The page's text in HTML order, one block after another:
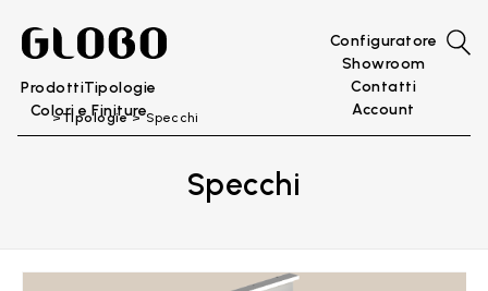
ProdottiTipologie
Colori e Finiture
Configuratore
Showroom
Contatti
Account
Tipologie Specchi
Specchi